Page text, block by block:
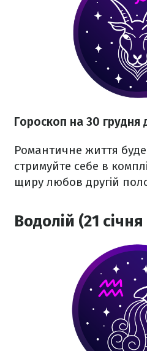
Гороскоп на 30 грудня
Романтичне життя
стримуйте себе в
щиру любов другій
Водолій (21